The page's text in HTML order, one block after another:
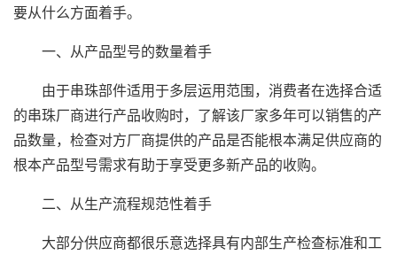
要从什么方面着手。
一、从产品型号的数量着手
由于串珠部件适用于多层运用范围，消费者在选择合适
的串珠厂商进行产品收购时，了解该厂家多年可以销售的产
品数量，检查对方厂商提供的产品是否能根本满足供应商的
根本产品型号需求有助于享受更多新产品的收购。
二、从生产流程规范性着手
大部分供应商都很乐意选择具有内部生产检查标准和工